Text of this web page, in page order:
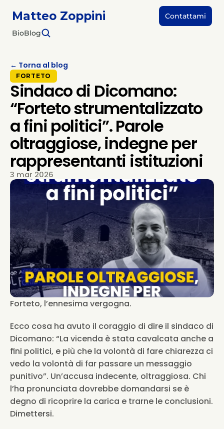
← Torna al blog
FORTETO
Sindaco di Dicomano:
“Forteto strumentalizzato
a fini politici”. Parole
oltraggiose, indegne per
rappresentanti istituzioni
3 mar 2026
Forteto, l’ennesima vergogna.
Ecco cosa ha avuto il coraggio di dire il sindaco di
Dicomano: “La vicenda è stata cavalcata anche a
fini politici, e più che la volontà di fare chiarezza ci
vedo la volontà di far passare un messaggio
punitivo”. Un’accusa indecente, oltraggiosa. Chi
l’ha pronunciata dovrebbe domandarsi se è
degno di ricoprire la carica e trarne le conclusioni.
Dimettersi.
Matteo Zoppini
Contattami
BioBlog